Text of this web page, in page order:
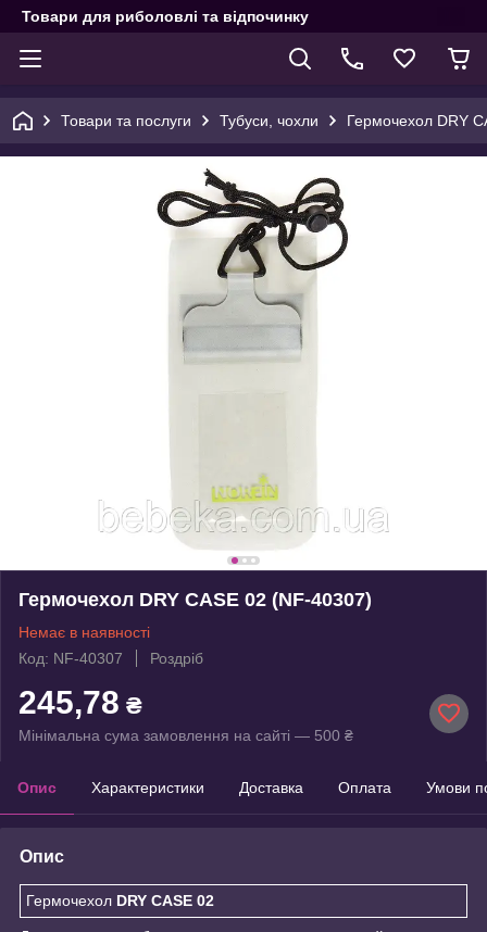
Товари для риболовлі та відпочинку
Товари та послуги Тубуси, чохли Гермочехол DRY
Гермочехол DRY CASE 02 (NF-40307)
Немає в наявності
Код: NF-40307
Роздріб
245,78 ₴
Мінімальна сума замовлення на сайті — 500 ₴
Опис Характеристики Доставка Оплата Умови
Опис
Гермочехол DRY CASE 02